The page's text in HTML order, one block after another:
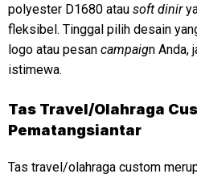
polyester D1680 atau soft dinir
fleksibel. Tinggal pilih desain
logo atau pesan campaign Anda,
istimewa.
Tas Travel/Olahraga
Pematangsiantar
Tas travel/olahraga custom